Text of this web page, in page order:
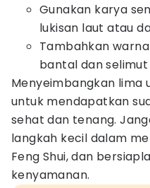
Gunakan karya
lukisan laut atau
Tambahkan
bantal dan
Menyeimbangkan lima
untuk mendapatkan
sehat dan tenang.
langkah kecil dalam
Feng Shui, dan
kenyamanan.